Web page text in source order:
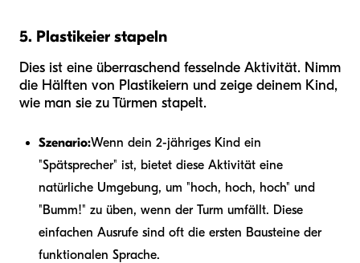
5. Plastikeier stapeln
Dies ist eine überraschend fesselnde Aktivität. Nimm
die Hälften von Plastikeiern und zeige deinem Kind,
wie man sie zu Türmen stapelt.
Szenario:Wenn dein 2-jähriges Kind ein
"Spätsprecher" ist, bietet diese Aktivität eine
natürliche Umgebung, um "hoch, hoch, hoch" und
"Bumm!" zu üben, wenn der Turm umfällt. Diese
einfachen Ausrufe sind oft die ersten Bausteine der
funktionalen Sprache.